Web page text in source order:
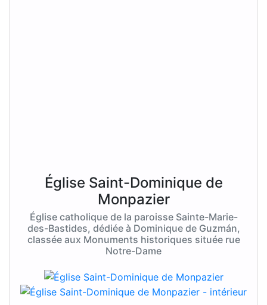
Église Saint-Dominique de
Monpazier
Église catholique de la paroisse Sainte-Marie-
des-Bastides, dédiée à Dominique de Guzmán,
classée aux Monuments historiques située rue
Notre-Dame